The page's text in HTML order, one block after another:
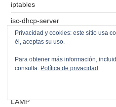
iptables
isc-dhcp-server
iSCSI
Kaspersky
LAMP
Privacidad y cookies: este sitio usa
él, aceptas su uso.
Para obtener más información,
consulta: Política de privacidad